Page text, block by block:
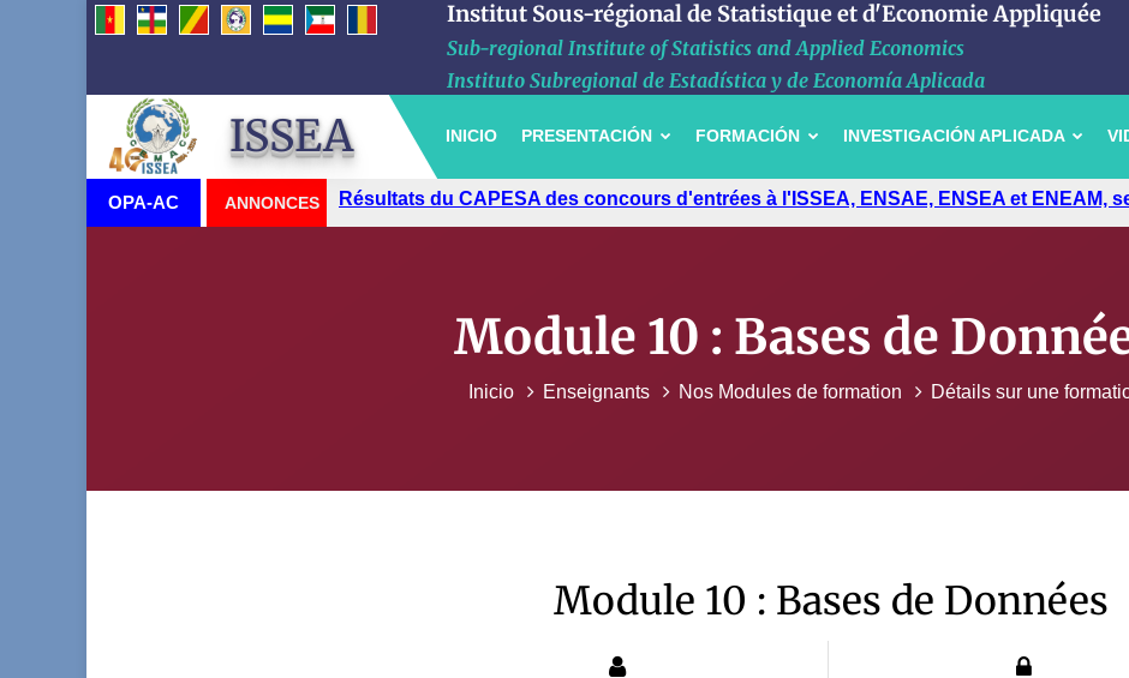
Institut Sous-régional de Statistique et d'Economie Appliquée
Sub-regional Institute of Statistics and Applied Economics
Instituto Subregional de Estadística y de Economía Aplicada
ISSEA INICIO PRESENTACIÓN FORMACIÓN INVESTIGACIÓN APLICADA
OPA-AC ANNONCES Résultats du CAPESA des concours d'entrées à l'ISSEA, ENSAE, ENSEA et ENEAM,
Module 10 : Bases de
Inicio Enseignants Nos Modules de formation Détails sur une
Module 10 : Bases de Données